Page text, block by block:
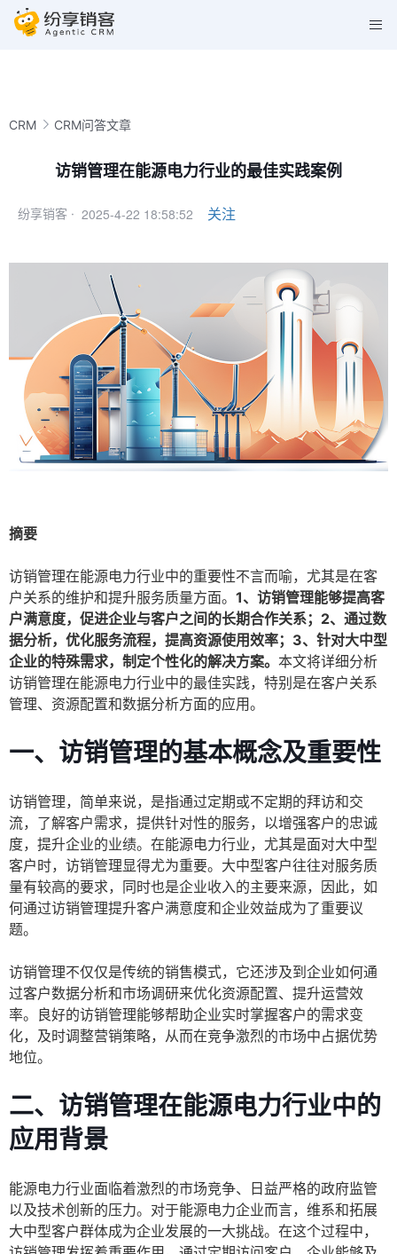
CRM CRM问答文章
访销管理在能源电力行业的最佳实践案例
纷享销客 · 2025-4-22 18:58:52 关注
摘要
访销管理在能源电力行业中的重要性不言而喻，尤其是在客
户关系的维护和提升服务质量方面。 1、访销管理能够提高客
户满意度，促进企业与客户之间的长期合作关系；2、通过数
据分析，优化服务流程，提高资源使用效率；3、针对大中型
企业的特殊需求，制定个性化的解决方案。 本文将详细分析
访销管理在能源电力行业中的最佳实践，特别是在客户关系
管理、资源配置和数据分析方面的应用。
一、访销管理的基本概念及重要性
访销管理，简单来说，是指通过定期或不定期的拜访和交
流，了解客户需求，提供针对性的服务，以增强客户的忠诚
度，提升企业的业绩。在能源电力行业，尤其是面对大中型
客户时，访销管理显得尤为重要。大中型客户往往对服务质
量有较高的要求，同时也是企业收入的主要来源，因此，如
何通过访销管理提升客户满意度和企业效益成为了重要议
题。
访销管理不仅仅是传统的销售模式，它还涉及到企业如何通
过客户数据分析和市场调研来优化资源配置、提升运营效
率。良好的访销管理能够帮助企业实时掌握客户的需求变
化，及时调整营销策略，从而在竞争激烈的市场中占据优势
地位。
二、访销管理在能源电力行业中的
应用背景
能源电力行业面临着激烈的市场竞争、日益严格的政府监管
以及技术创新的压力。对于能源电力企业而言，维系和拓展
大中型客户群体成为企业发展的一大挑战。在这个过程中，